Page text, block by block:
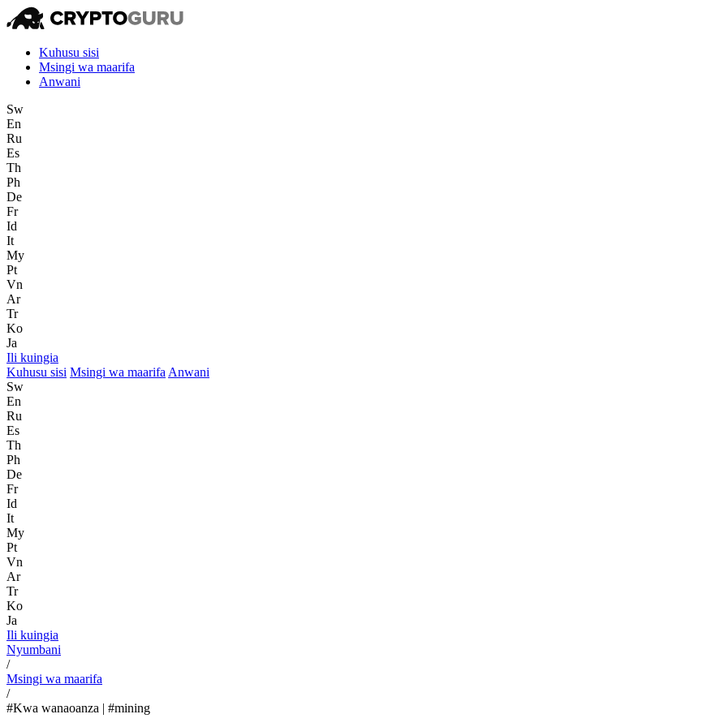
Kuhusu sisi
Msingi wa maarifa
Anwani
Sw
En
Ru
Es
Th
Ph
De
Fr
Id
It
My
Pt
Vn
Ar
Tr
Ko
Ja
Ili kuingia
Kuhusu sisi Msingi wa maarifa Anwani
Sw
En
Ru
Es
Th
Ph
De
Fr
Id
It
My
Pt
Vn
Ar
Tr
Ko
Ja
Ili kuingia
Nyumbani
/
Msingi wa maarifa
/
#Kwa wanaoanza | #mining